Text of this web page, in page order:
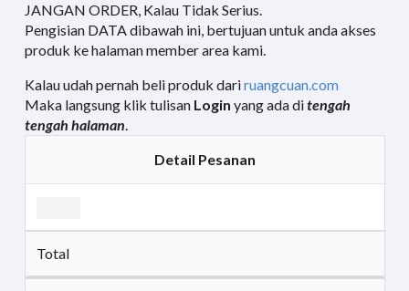
JANGAN ORDER, Kalau Tidak Serius.
Pengisian DATA dibawah ini, bertujuan untuk anda akses
produk ke halaman member area kami.
Kalau udah pernah beli produk dariruangcuan.com
Maka langsung klik tulisan Login yang ada ditengah
tengah halaman.
Detail Pesanan
Total